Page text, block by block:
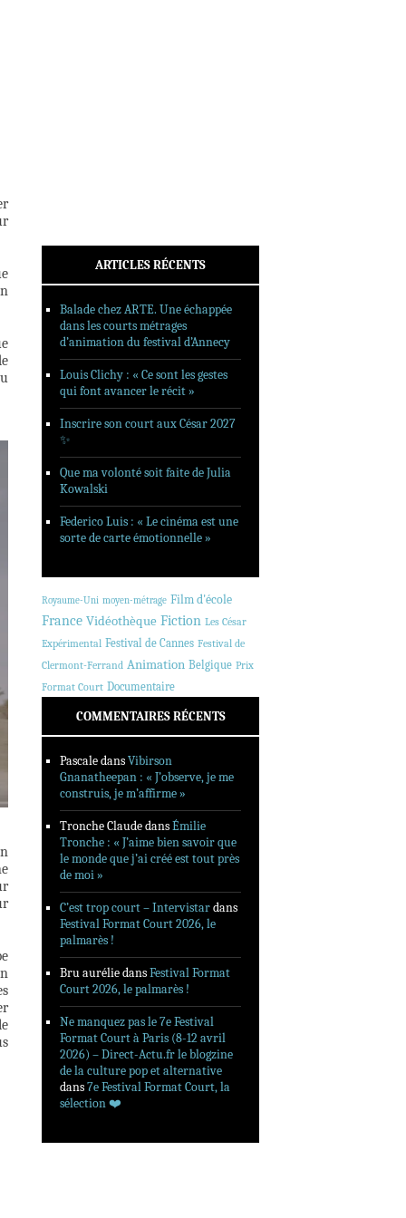
ARTICLES RÉCENTS
Balade chez ARTE. Une échappée
dans les courts métrages
d’animation du festival d’Annecy
Louis Clichy : « Ce sont les gestes
qui font avancer le récit »
Inscrire son court aux César 2027
✨
Que ma volonté soit faite de Julia
Kowalski
Federico Luis : « Le cinéma est une
sorte de carte émotionnelle »
Royaume-Uni moyen-métrage Film d'école
France Vidéothèque Fiction Les César
Expérimental Festival de Cannes Festival de
Clermont-Ferrand Animation Belgique Prix
Format Court Documentaire
COMMENTAIRES RÉCENTS
PascaledansVibirson
Gnanatheepan : « J’observe, je me
construis, je m’affirme »
Tronche ClaudedansÉmilie
Tronche : « J’aime bien savoir que
le monde que j’ai créé est tout près
de moi »
C’est trop court – Intervistardans
Festival Format Court 2026, le
palmarès !
Bru auréliedansFestival Format
Court 2026, le palmarès !
Ne manquez pas le 7e Festival
Format Court à Paris (8-12 avril
2026) – Direct-Actu.fr le blogzine
de la culture pop et alternative
dans7e Festival Format Court, la
sélection ❤️‍